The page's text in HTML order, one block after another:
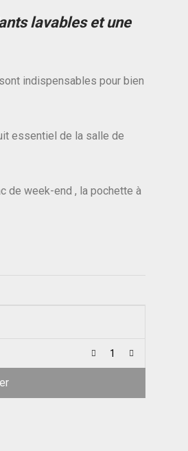
lavables et une
indispensables pour bien
essentiel de la salle de
de week-end , la pochette à